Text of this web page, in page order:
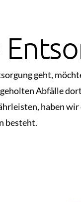
geht,
Abfälle
haben
besteht.